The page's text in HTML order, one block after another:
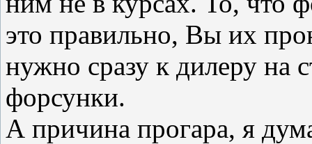
это правильно, Вы их
нужно сразу к дилеру на
форсунки.
А причина прогара, я